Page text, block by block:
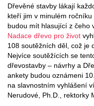
Dřevěné stavby lákají
kteří jim v minulém
budou mít hlasující z čeho
Nadace dřevo pro život
108 soutěžních děl, což je
Nejvíce soutěžících se
dřevostavby – návrhy a
ankety budou oznámeni
na slavnostním vyhlášení
Nerudové, Ph.D., rektorky